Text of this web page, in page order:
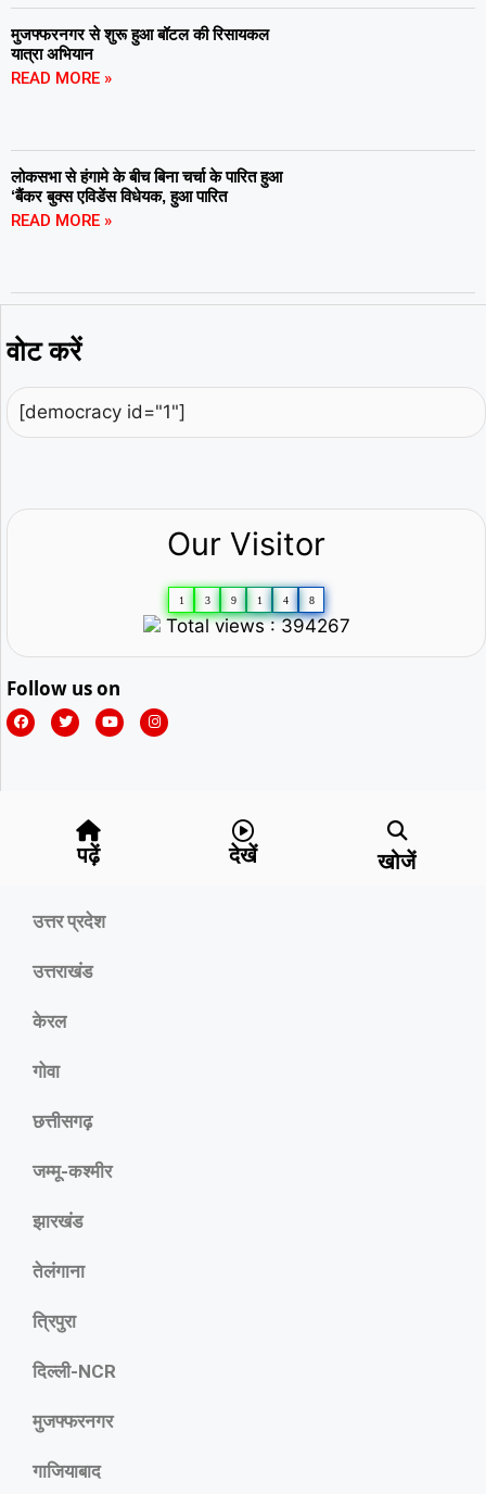
मुजफ्फरनगर से शुरू हुआ बॉटल की रिसायकल
यात्रा अभियान
READ MORE »
लोकसभा से हंगामे के बीच बिना चर्चा के पारित हुआ
‘बैंकर बुक्स एविडेंस विधेयक, हुआ पारित
READ MORE »
वोट करें
[democracy id="1"]
Our Visitor
1 3 9 1 4 8
Total views : 394267
Follow us on
पढ़ें देखें खोजें
उत्तर प्रदेश
उत्तराखंड
केरल
गोवा
छत्तीसगढ़
जम्मू-कश्मीर
झारखंड
तेलंगाना
त्रिपुरा
दिल्ली-NCR
मुजफ्फरनगर
गाजियाबाद